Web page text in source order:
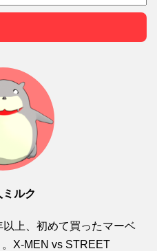
ルク
上、初めて買ったマーベ
X-MEN vs STREET